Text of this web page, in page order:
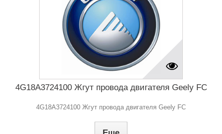
4G18A3724100 Жгут провода двигателя Geely FC
4G18A3724100 Жгут провода двигателя Geely FC